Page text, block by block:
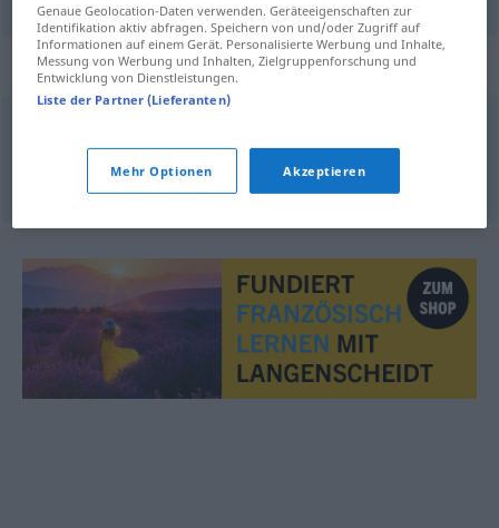
Beispielsätze für "hertzien"
Richtfunkstreckef,-verbindung f
Genaue Geolocation-Daten verwenden. Geräteeigenschaften zur
Identifikation aktiv abfragen. Speichern von und/oder Zugriff auf
Informationen auf einem Gerät. Personalisierte Werbung und Inhalte,
Messung von Werbung und Inhalten, Zielgruppenforschung und
Entwicklung von Dienstleistungen.
Liste der Partner (Lieferanten)
Mehr Optionen Akzeptieren